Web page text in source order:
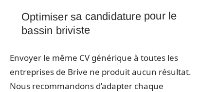
Optimiser sa candidature pour le
bassin briviste
Envoyer le même CV générique à toutes les
entreprises de Brive ne produit aucun résultat.
Nous recommandons d’adapter chaque